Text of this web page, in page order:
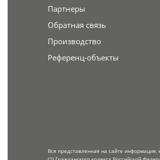
Партнеры
Обратная связь
Производство
Референц-объекты
Вся представленная на сайте